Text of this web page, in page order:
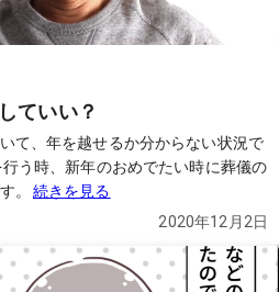
ていい？
て、年を越せるか分からない状況で
う時、新年のおめでたい時に葬儀の
。
続きを見る
2020年12月2日